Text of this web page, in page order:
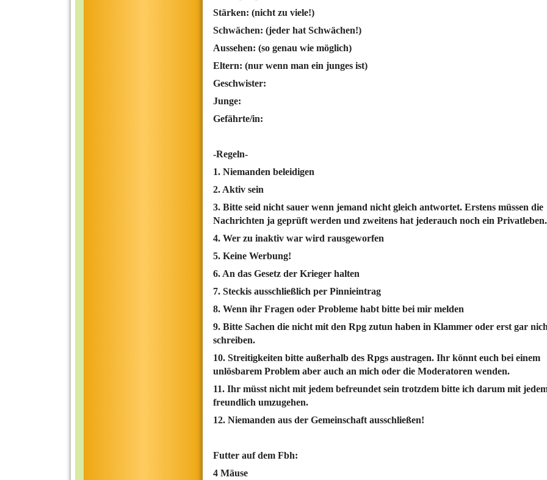
Stärken: (nicht zu viele!)
Schwächen: (jeder hat Schwächen!)
Aussehen: (so genau wie möglich)
Eltern: (nur wenn man ein junges ist)
Geschwister:
Junge:
Gefährte/in:
-Regeln-
1. Niemanden beleidigen
2. Aktiv sein
3. Bitte seid nicht sauer wenn jemand nicht gleich antwortet. Erstens müssen die
Nachrichten ja geprüft werden und zweitens hat jederauch noch ein Privatleben.
4. Wer zu inaktiv war wird rausgeworfen
5. Keine Werbung!
6. An das Gesetz der Krieger halten
7. Steckis ausschließlich per Pinnieintrag
8. Wenn ihr Fragen oder Probleme habt bitte bei mir melden
9. Bitte Sachen die nicht mit den Rpg zutun haben in Klammer oder erst gar
schreiben.
10. Streitigkeiten bitte außerhalb des Rpgs austragen. Ihr könnt euch bei einem
unlösbarem Problem aber auch an mich oder die Moderatoren wenden.
11. Ihr müsst nicht mit jedem befreundet sein trotzdem bitte ich darum mit
freundlich umzugehen.
12. Niemanden aus der Gemeinschaft ausschließen!
Futter auf dem Fbh:
4 Mäuse